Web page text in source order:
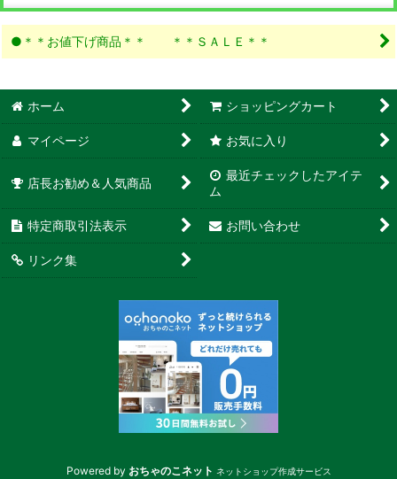
●＊＊お値下げ商品＊＊ ＊＊ＳＡＬＥ＊＊
ホーム ショッピングカート
マイページ お気に入り
店長お勧め＆人気商品
最近チェックしたアイテ
ム
特定商取引法表示 お問い合わせ
リンク集
Powered by おちゃのこネット ネットショップ作成サービス